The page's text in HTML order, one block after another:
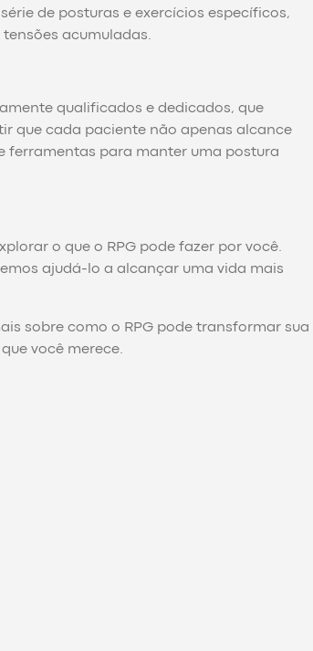
de posturas e exercícios específicos,
acumuladas.
qualificados e dedicados, que
que cada paciente não apenas alcance
ferramentas para manter uma postura
o que o RPG pode fazer por você.
ajudá-lo a alcançar uma vida mais
sobre como o RPG pode transformar sua
você merece.